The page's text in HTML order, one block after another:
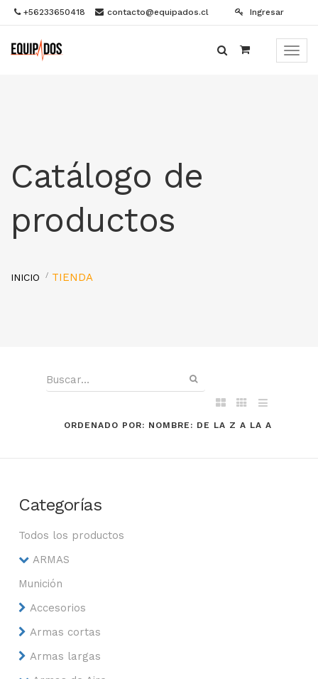
+56233650418 contacto@equipados.cl Ingresar
Menú
Catálogo de
productos
INICIO TIENDA
ORDENADO POR: NOMBRE: DE LA Z A LA A
Categorías
Todos los productos
ARMAS
Munición
Accesorios
Armas cortas
Armas largas